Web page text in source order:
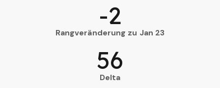
Rangveränderung zu Jan 23
-2
Delta
56